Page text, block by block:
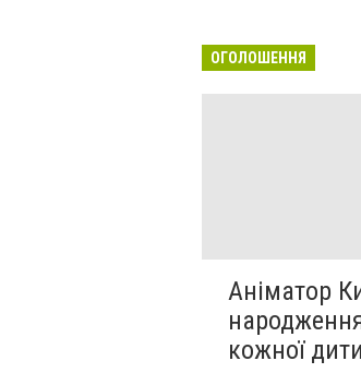
ОГОЛОШЕННЯ
Аніматор
кожної